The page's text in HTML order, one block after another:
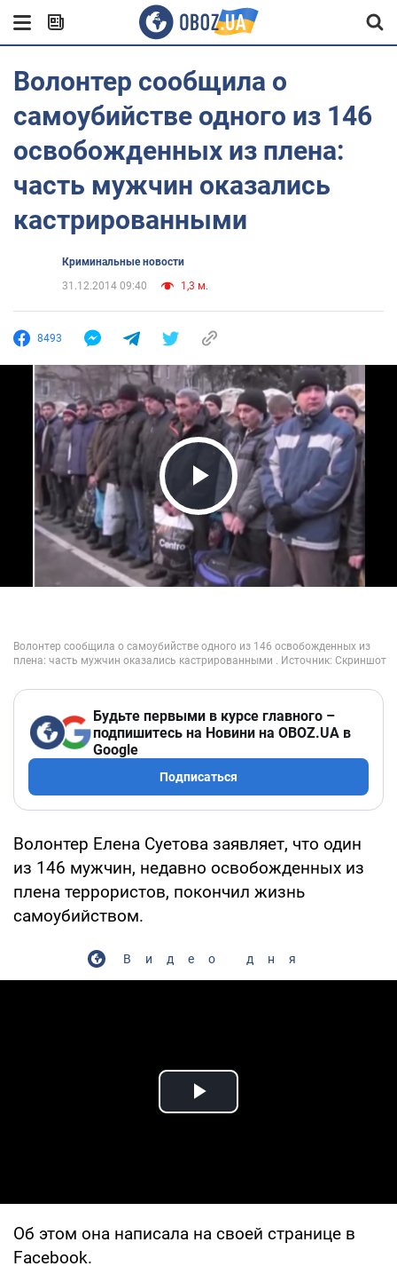
Волонтер сообщила о
самоубийстве одного из 146
освобожденных из плена:
часть мужчин оказались
кастрированными
Криминальные новости
31.12.2014 09:40
1,3 м.
8493
Play Video
Будьте первыми в курсе главного –
подпишитесь на Новини на OBOZ.UA в
Google
Подписаться
Волонтер Елена Суетова заявляет, что один
из 146 мужчин, недавно освобожденных из
плена террористов, покончил жизнь
самоубийством.
Видео дня
Play Video
Об этом она написала на своей странице в
Facebook.